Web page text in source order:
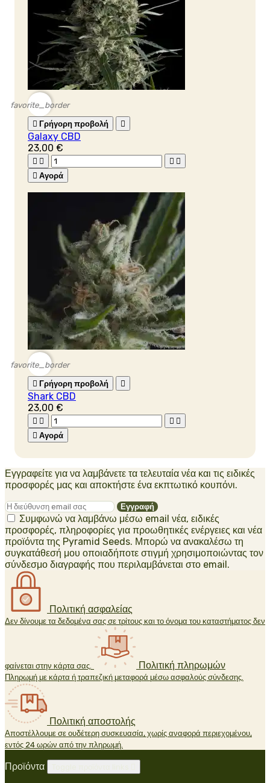
favorite_border
 Γρήγορη προβολή 
Galaxy CBD
23,00 €
   
 Αγορά
favorite_border
 Γρήγορη προβολή 
Shark CBD
23,00 €
   
 Αγορά
Εγγραφείτε για να λαμβάνετε τα τελευταία νέα και τις ειδικές
προσφορές μας και αποκτήστε ένα εκπτωτικό κουπόνι.
Συμφωνώ να λαμβάνω μέσω email νέα, ειδικές
προσφορές, πληροφορίες για προωθητικές ενέργειες και νέα
προϊόντα της Pyramid Seeds. Μπορώ να ανακαλέσω τη
συγκατάθεσή μου οποιαδήποτε στιγμή χρησιμοποιώντας τον
σύνδεσμο διαγραφής που περιλαμβάνεται στο email.
Πολιτική ασφαλείας
Δεν δίνουμε τα δεδομένα σας σε τρίτους και το όνομα του καταστήματος δεν
φαίνεται στην κάρτα σας. Πολιτική πληρωμών
Πληρωμή με κάρτα ή τραπεζική μεταφορά μέσω ασφαλούς σύνδεσης.
Πολιτική αποστολής
Αποστέλλουμε σε ουδέτερη συσκευασία, χωρίς αναφορά περιεχομένου,
εντός 24 ωρών από την πληρωμή.
Προϊόντα